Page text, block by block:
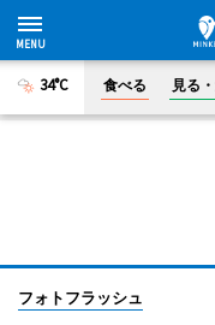
34°C 食べる 見る
フォトフラッシュ